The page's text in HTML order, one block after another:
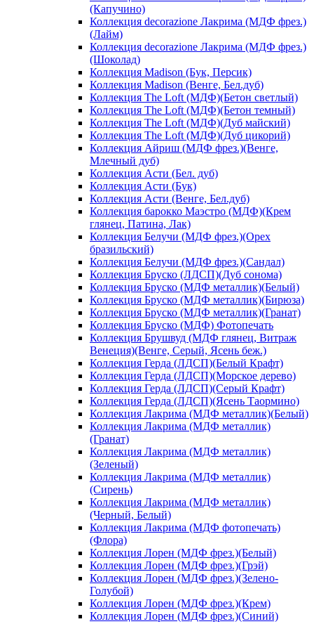
(Капучино)
Коллекция decorazione Лакрима (МДФ фрез.)
(Лайм)
Коллекция decorazione Лакрима (МДФ фрез.)
(Шоколад)
Коллекция Madison (Бук, Персик)
Коллекция Madison (Венге, Бел.дуб)
Коллекция The Loft (МДФ)(Бетон светлый)
Коллекция The Loft (МДФ)(Бетон темный)
Коллекция The Loft (МДФ)(Дуб майский)
Коллекция The Loft (МДФ)(Дуб цикорий)
Коллекция Айриш (МДФ фрез.)(Венге,
Млечный дуб)
Коллекция Асти (Бел. дуб)
Коллекция Асти (Бук)
Коллекция Асти (Венге, Бел.дуб)
Коллекция барокко Маэстро (МДФ)(Крем
глянец, Патина, Лак)
Коллекция Белучи (МДФ фрез.)(Орех
бразильский)
Коллекция Белучи (МДФ фрез.)(Сандал)
Коллекция Бруско (ЛДСП)(Дуб сонома)
Коллекция Бруско (МДФ металлик)(Белый)
Коллекция Бруско (МДФ металлик)(Бирюза)
Коллекция Бруско (МДФ металлик)(Гранат)
Коллекция Бруско (МДФ) Фотопечать
Коллекция Брушвуд (МДФ глянец, Витраж
Венеция)(Венге, Серый, Ясень беж.)
Коллекция Герда (ЛДСП)(Белый Крафт)
Коллекция Герда (ЛДСП)(Морское дерево)
Коллекция Герда (ЛДСП)(Серый Крафт)
Коллекция Герда (ЛДСП)(Ясень Таормино)
Коллекция Лакрима (МДФ металлик)(Белый)
Коллекция Лакрима (МДФ металлик)
(Гранат)
Коллекция Лакрима (МДФ металлик)
(Зеленый)
Коллекция Лакрима (МДФ металлик)
(Сирень)
Коллекция Лакрима (МДФ металлик)
(Черный, Белый)
Коллекция Лакрима (МДФ фотопечать)
(Флора)
Коллекция Лорен (МДФ фрез.)(Белый)
Коллекция Лорен (МДФ фрез.)(Грэй)
Коллекция Лорен (МДФ фрез.)(Зелено-
Голубой)
Коллекция Лорен (МДФ фрез.)(Крем)
Коллекция Лорен (МДФ фрез.)(Синий)